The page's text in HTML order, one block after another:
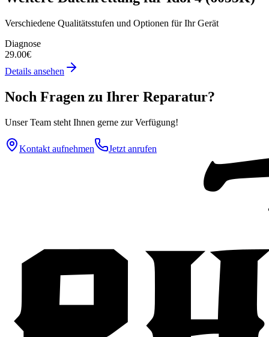
Verschiedene Qualitätsstufen und Optionen für Ihr Gerät
Diagnose
29.00€
Details ansehen
Noch Fragen zu Ihrer Reparatur?
Unser Team steht Ihnen gerne zur Verfügung!
Kontakt aufnehmen Jetzt anrufen